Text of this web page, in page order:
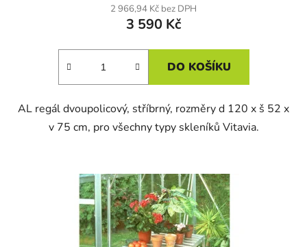
2 966,94 Kč bez DPH
3 590 Kč
DO KOŠÍKU
AL regál dvoupolicový, stříbrný, rozměry d 120 x š 52 x
v 75 cm, pro všechny typy skleníků Vitavia.